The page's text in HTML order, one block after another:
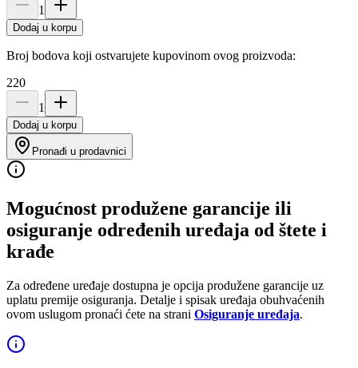
1
Dodaj u korpu
Broj bodova koji ostvarujete kupovinom ovog proizvoda:
220
1
Dodaj u korpu
Pronađi u prodavnici
Mogućnost produžene garancije ili
osiguranje određenih uređaja od štete i
krađe
Za određene uređaje dostupna je opcija produžene garancije uz
uplatu premije osiguranja. Detalje i spisak uređaja obuhvaćenih
ovom uslugom pronaći ćete na strani Osiguranje uređaja.